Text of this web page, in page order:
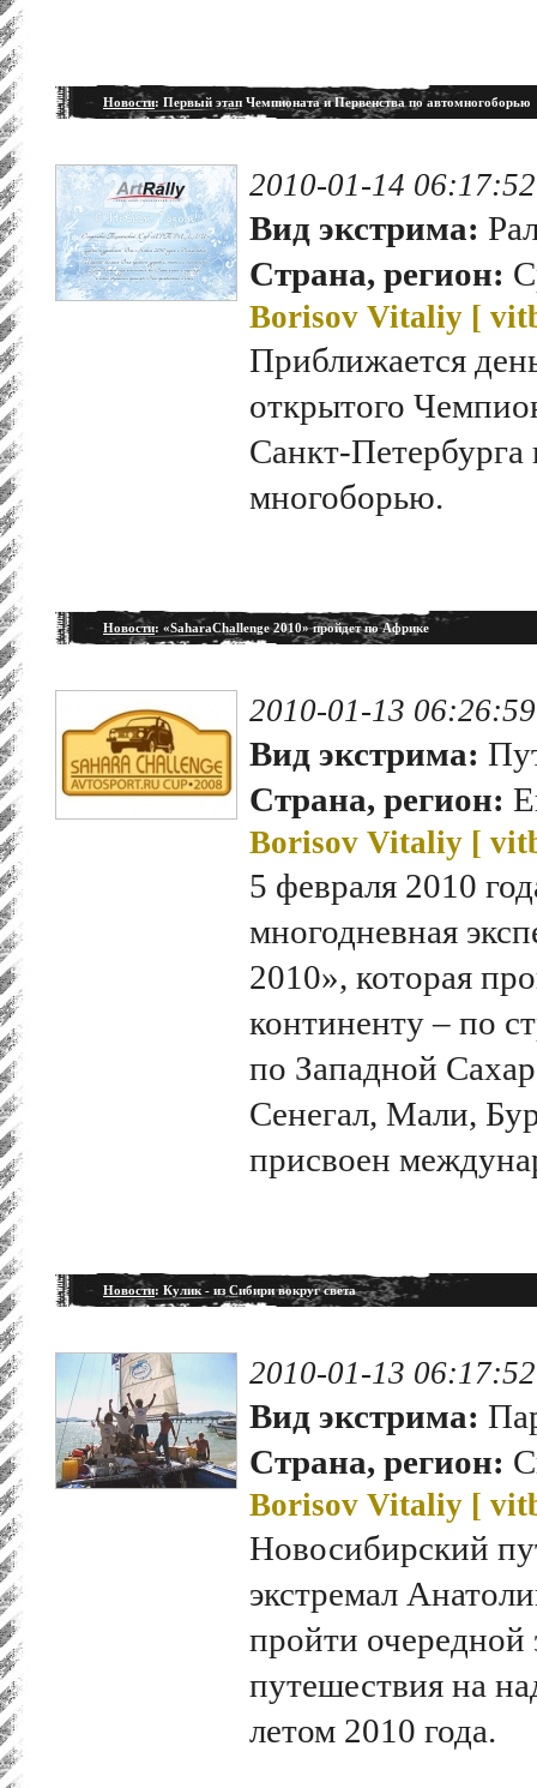
Новости: Первый этап Чемпионата и Первенства по автомногоборью
2010-01-14 06:17:52
Вид экстрима:
Страна, регион:
Borisov Vitaliy [
Приближается
открытого
Санкт-
многоборью.
Новости: «SaharaChallenge 2010» пройдет по Африке
2010-01-13 06:26:59
Вид экстрима:
Страна, регион:
Borisov Vitaliy [
5 февраля 2010
многодневная
2010», которая
континенту – по
по Западной
Сенегал, Мали,
присвоен
Новости: Кулик - из Сибири вокруг света
2010-01-13 06:17:52
Вид экстрима:
Страна, регион:
Borisov Vitaliy [
Новосибирский
экстремал
пройти очередной
путешествия на
летом 2010 года.